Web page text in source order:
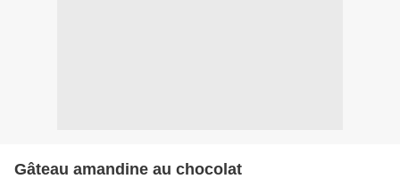
Gâteau amandine au chocolat